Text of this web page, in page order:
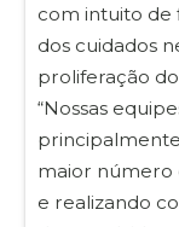
com intuito de
dos cuidados
proliferação
“Nossas
maior número
e realizando